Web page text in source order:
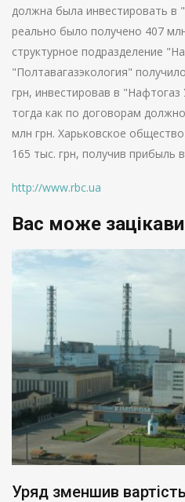
должна была инвестировать в
реально было получено 407
структурное подразделение
"Полтавагазэкология"
грн, инвестировав в
тогда как по договорам
млн грн. Харьковское
165 тыс. грн, получив прибыль
http://www.rbc.ua
Вас може
Уряд зменшив